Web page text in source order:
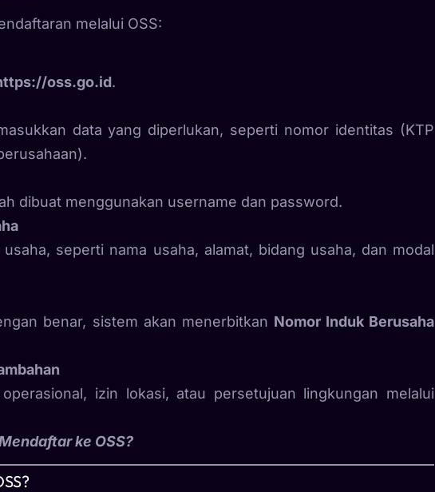
melalui OSS:
oss.go.id.
data yang diperlukan, seperti nomor identitas (KTP
dibuat menggunakan username dan password.
seperti nama usaha, alamat, bidang usaha, dan modal
benar, sistem akan menerbitkan Nomor Induk Berusaha
izin lokasi, atau persetujuan lingkungan melalui
ke OSS?